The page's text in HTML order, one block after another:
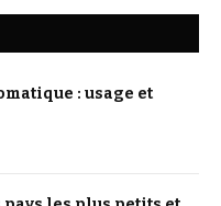
: usage et